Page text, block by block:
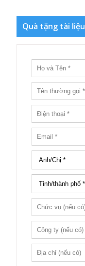
Quà tặng tài liệu